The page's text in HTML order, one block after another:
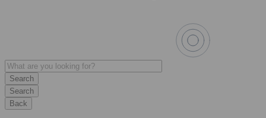
Search
Back